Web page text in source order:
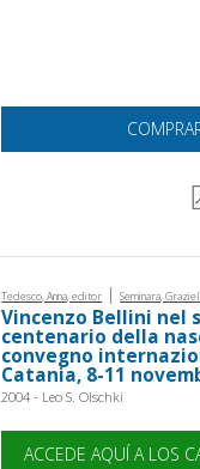
Tedesco, Anna, editor | Seminara,
Vincenzo Bellini nel
centenario della
convegno
Catania, 8-11
2004 - Leo S. Olschki
ACCEDE AQUÍ A LOS